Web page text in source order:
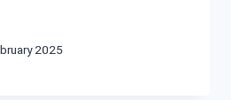
2025